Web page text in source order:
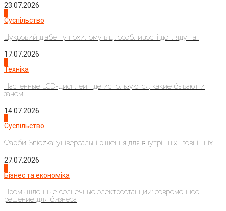
23.07.2026
Суспільство
Цукровий діабет у похилому віці: особливості догляду та...
17.07.2026
Техніка
Настенные LCD-дисплеи: где используются, какие бывают и
зачем...
14.07.2026
Суспільство
Фарби Sniezka: універсальні рішення для внутрішніх і зовнішніх...
27.07.2026
Бізнес та економіка
Промышленные солнечные электростанции: современное
решение для бизнеса